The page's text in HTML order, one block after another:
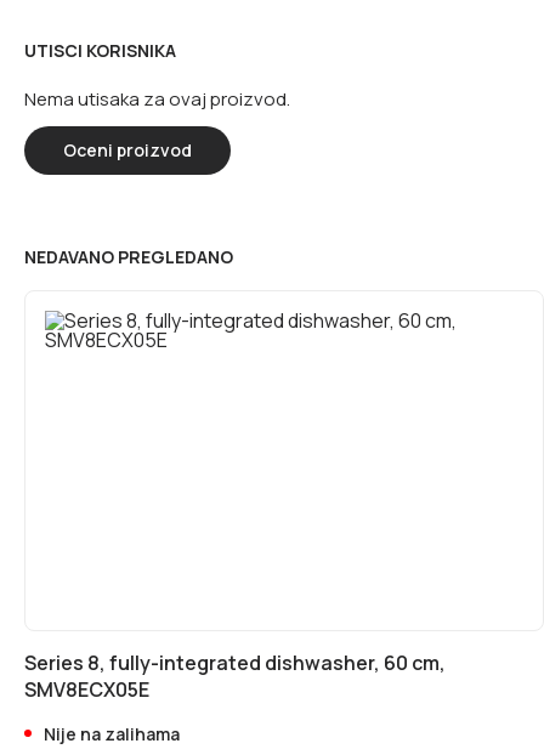
UTISCI KORISNIKA
Nema utisaka za ovaj proizvod.
Oceni proizvod
NEDAVANO PREGLEDANO
Series 8, fully-integrated dishwasher, 60 cm,
SMV8ECX05E
Nije na zalihama